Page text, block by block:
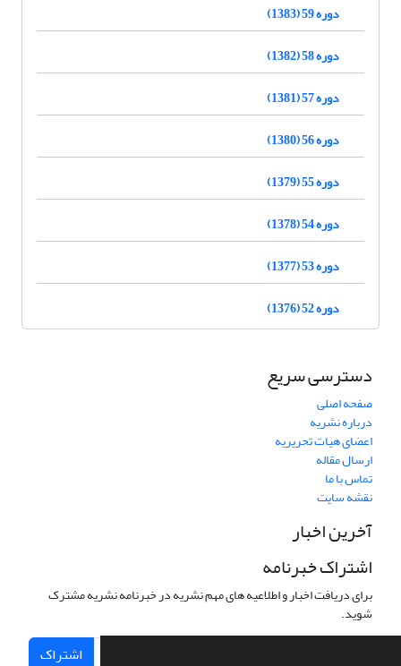
دوره 59 (1383)
دوره 58 (1382)
دوره 57 (1381)
دوره 56 (1380)
دوره 55 (1379)
دوره 54 (1378)
دوره 53 (1377)
دوره 52 (1376)
دسترسی سریع
صفحه اصلی
درباره نشریه
اعضای هیات تحریریه
ارسال مقاله
تماس با ما
نقشه سایت
آخرین اخبار
اشتراک خبرنامه
برای دریافت اخبار و اطلاعیه های مهم نشریه در خبرنامه نشریه مشترک
شوید.
اشتراک